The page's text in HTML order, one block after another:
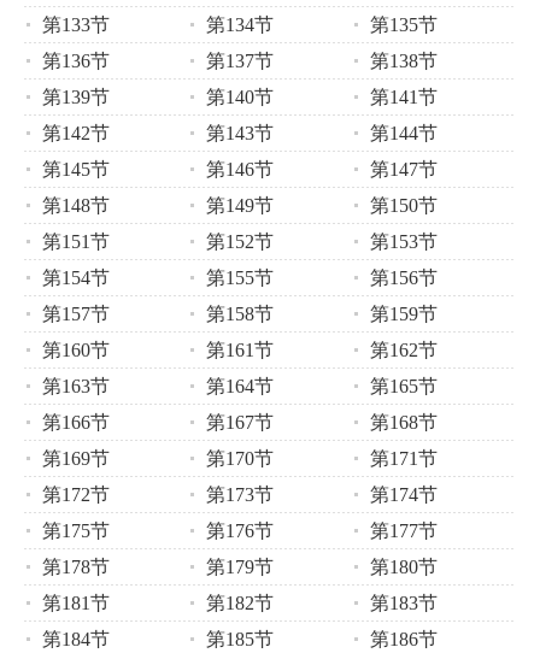
第133节
第134节
第135节
第136节
第137节
第138节
第139节
第140节
第141节
第142节
第143节
第144节
第145节
第146节
第147节
第148节
第149节
第150节
第151节
第152节
第153节
第154节
第155节
第156节
第157节
第158节
第159节
第160节
第161节
第162节
第163节
第164节
第165节
第166节
第167节
第168节
第169节
第170节
第171节
第172节
第173节
第174节
第175节
第176节
第177节
第178节
第179节
第180节
第181节
第182节
第183节
第184节
第185节 第186节